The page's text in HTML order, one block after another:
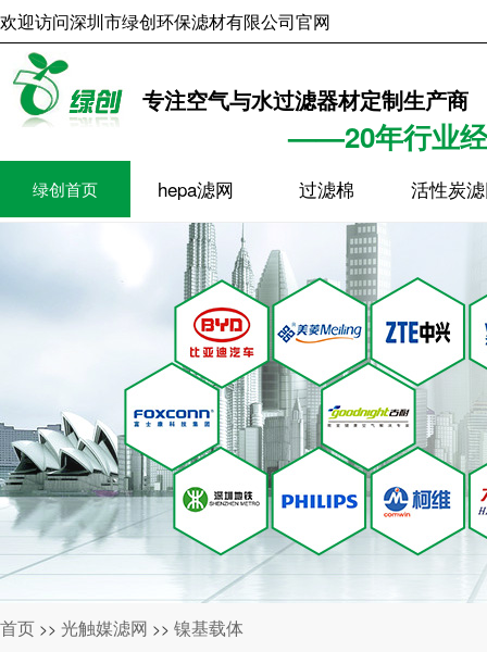
2026年8月7日
欢迎访问深圳市绿创环保滤材有限公司官网
绿创首页 hepa滤网 过滤棉 活性炭
专注空气与水过滤器材定制生产商
——20年行业
首页 >> 光触媒滤网 >> 镍基载体